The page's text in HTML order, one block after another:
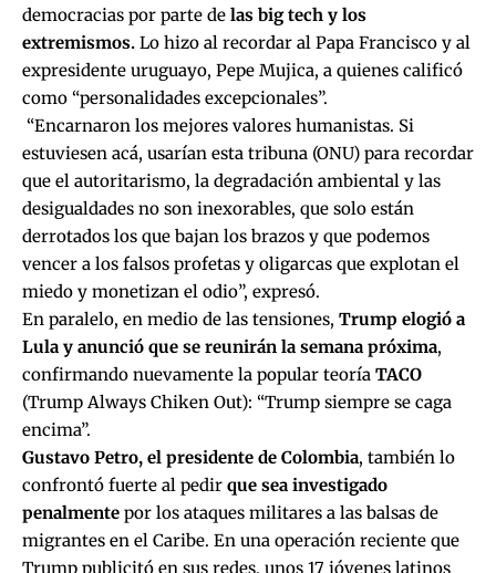
democracias por parte de las big tech y los
extremismos. Lo hizo al recordar al Papa Francisco y al
expresidente uruguayo, Pepe Mujica, a quienes calificó
como “personalidades excepcionales”.
“Encarnaron los mejores valores humanistas. Si
estuviesen acá, usarían esta tribuna (ONU) para recordar
que el autoritarismo, la degradación ambiental y las
desigualdades no son inexorables, que solo están
derrotados los que bajan los brazos y que podemos
vencer a los falsos profetas y oligarcas que explotan el
miedo y monetizan el odio”, expresó.
En paralelo, en medio de las tensiones, Trump elogió a
Lula y anunció que se reunirán la semana próxima,
confirmando nuevamente la popular teoría TACO
(Trump Always Chiken Out): “Trump siempre se caga
encima”.
Gustavo Petro, el presidente de Colombia, también lo
confrontó fuerte al pedir que sea investigado
penalmente por los ataques militares a las balsas de
migrantes en el Caribe. En una operación reciente que
Trump publicitó en sus redes, unos 17 jóvenes latinos